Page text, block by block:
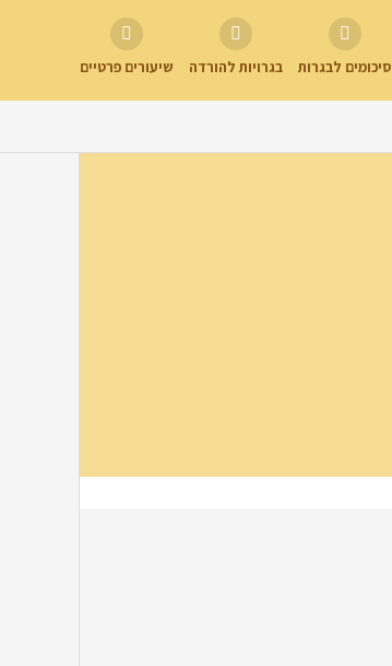
סיכומים לבגרות בגרויות להורדה שיעורים פרטיים